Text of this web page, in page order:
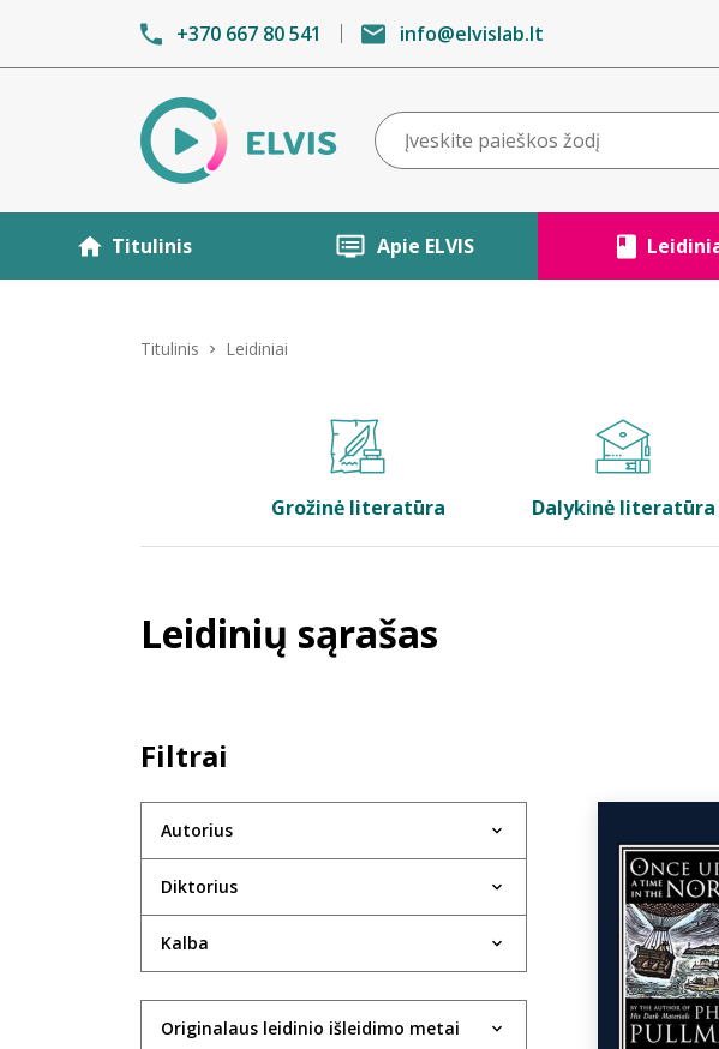
+370 667 80 541 info@elvislab.lt
Titulinis Apie ELVIS
Titulinis Leidiniai
Grožinė literatūra Dalykinė literatūra
Leidinių sąrašas
Filtrai
Autorius
Diktorius
Kalba
Originalaus leidinio išleidimo metai